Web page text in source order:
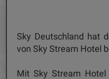
Sky Deutschland hat
von Sky Stream Hotel
Mit Sky Stream